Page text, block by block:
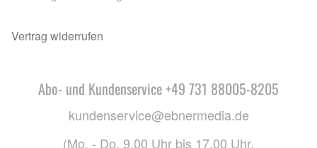
Vertrag widerrufen
Abo- und Kundenservice +49 731 88005-8205
kundenservice@ebnermedia.de
(Mo. - Do. 9.00 Uhr bis 17.00 Uhr,